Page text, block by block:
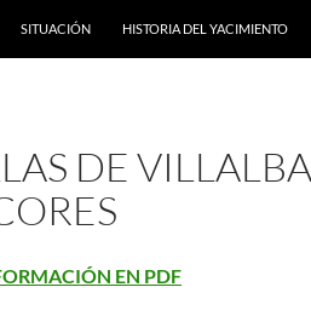
SITUACIÓN HISTORIA DEL YACIMIENTO
DE
EN PDF